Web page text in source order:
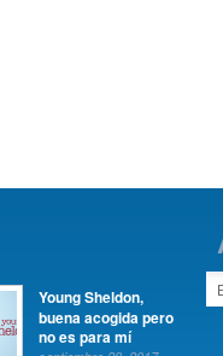
Young Sheldon,
buena acogida pero
no es para mí